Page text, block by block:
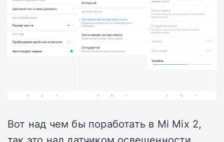
Вот над чем бы поработать в Mi Mix 2,